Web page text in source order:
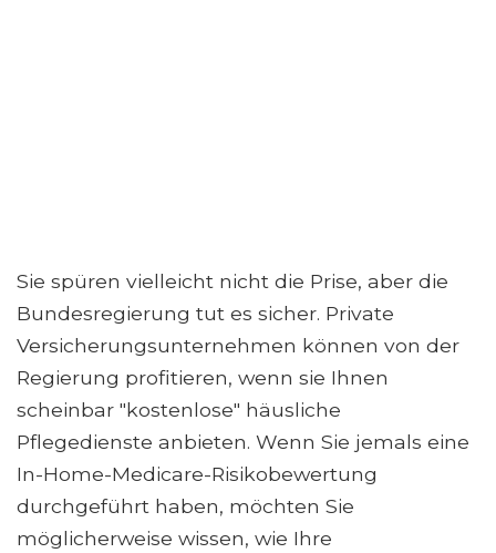
Sie spüren vielleicht nicht die Prise, aber die
Bundesregierung tut es sicher. Private
Versicherungsunternehmen können von der
Regierung profitieren, wenn sie Ihnen
scheinbar "kostenlose" häusliche
Pflegedienste anbieten. Wenn Sie jemals eine
In-Home-Medicare-Risikobewertung
durchgeführt haben, möchten Sie
möglicherweise wissen, wie Ihre